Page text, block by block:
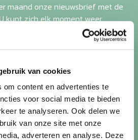
van cookies
om content en advertenties te
voor social media te bieden
te analyseren. Ook delen we
van onze site met onze
adverteren en analyse. Deze
maand onze nieuwsbrief met de
kunt zich elk moment weer
in de nieuwsbrief.
hoe wij zorgvuldig omgaan met uw